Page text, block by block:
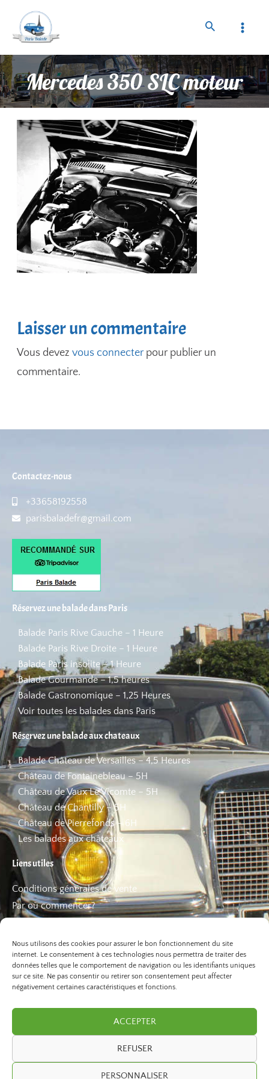
Nous utilisons des cookies pour assurer le bon fonctionnement du site
internet. Le consentement à ces technologies nous permettra de traiter des
données telles que le comportement de navigation ou les identifiants uniques
sur ce site. Ne pas consentir ou retirer son consentement peut affecter
négativement certaines caractéristiques et fonctions.
ACCEPTER
REFUSER
PERSONNALISER
Mercedes 350 SLC moteur
Laisser un commentaire
Vous devezvous connecterpour publier un
commentaire.
Contactez-nous
+33658192558
parisbaladefr@gmail.com
Réservez une balade dans Paris
Balade Paris Rive Gauche – 1 Heure
Balade Paris Rive Droite – 1 Heure
Balade Paris insolite – 1 Heure
Balade Gourmande – 1,5 heures
Balade Gastronomique – 1,25 Heures
Voir toutes les balades dans Paris
Réservez une balade aux chateaux
Balade Château de Versailles – 4,5 Heures
Château de Fontainebleau – 5H
Château de Vaux Le Vicomte – 5H
Château de Chantilly – 5H
Château de Pierrefonds – 6H
Les balades aux châteaux
Liens utiles
Conditions générales de vente
Par où commencer?
Les bons plans
©2026 Paris Balade. Tous droits réservé.